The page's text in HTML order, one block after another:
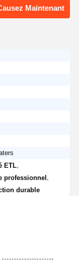
Maintenant
ETL
professionnel
durable